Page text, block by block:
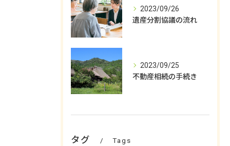
2023/09/26
遺産分割協議の流れ
2023/09/25
不動産相続の手続き
タグ Tags